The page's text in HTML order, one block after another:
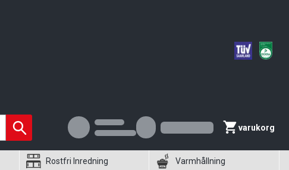
varukorg
Rostfri Inredning Varmhållning